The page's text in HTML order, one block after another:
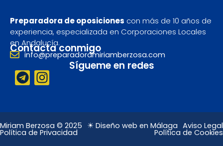
Preparadora de oposiciones con más de 10 años de
experiencia, especializada en Corporaciones Locales
en Andalucía.
Contacta conmigo
info@preparadoramiriamberzosa.com
Sígueme en redes
T
e
e
g
r
I
n
t
a
g
Miriam Berzosa © 2025 ☀ Diseño web en Málaga Aviso Legal
Política de Privacidad Política de Cookies